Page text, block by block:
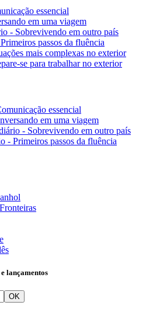
essencial
em uma viagem
- Sobrevivendo em outro país
passos da fluência
mais complexas no exterior
se para trabalhar no exterior
essencial
em uma viagem
- Sobrevivendo em outro país
- Primeiros passos da fluência
lançamentos
OK